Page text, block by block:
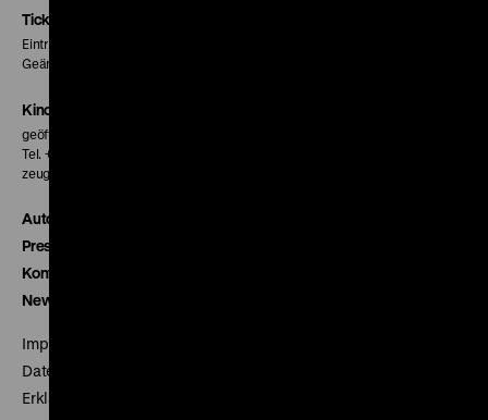
Tickets
Eintritt 5 €
Geänderte Preise sind im Programm vermerkt.
Kinokasse
geöffnet 30 Minuten vor Beginn der ersten Vorstellung
Tel. + 49 30 20304-770
zeughauskino@dhm.de
Autor*innen
Presse
Kontakt
Newsletter
Impressum
Datenschutz
Erklärung digitale Barrierefreiheit